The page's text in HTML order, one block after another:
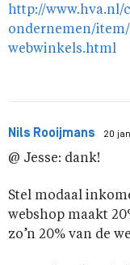
http://www.hva.nl/
ondernemen/
webwinkels.html
Nils Rooijmans 20
@ Jesse: dank!
Stel modaal
webshop maakt
zo’n 20% van de